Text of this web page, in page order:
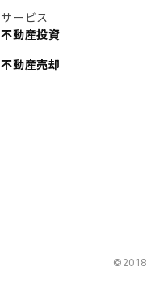
サービス
不動産投資
不動産売却